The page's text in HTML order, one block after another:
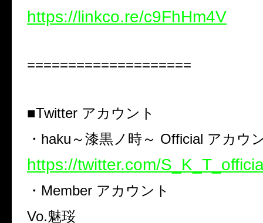
https://linkco.re/c9FhHm4V
====================
■Twitter アカウント
・haku～漆黒ノ時～ Official アカウ
https://twitter.com/
・Member アカウント
Vo.魅珱